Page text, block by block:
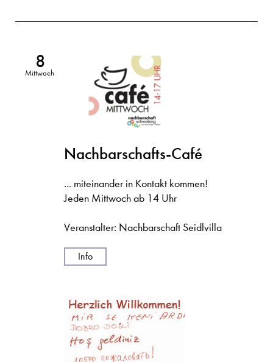
8
Mittwoch
Nachbarschafts-Café
... miteinander in Kontakt kommen!
Jeden Mittwoch ab 14 Uhr
Veranstalter: Nachbarschaft Seidlvilla
Info